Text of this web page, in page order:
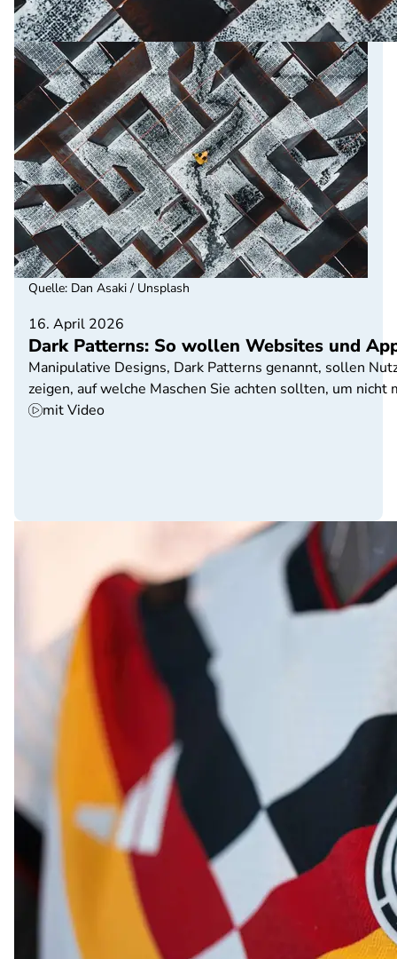
16. April 2026
Dark Patterns: So wollen Websites und
Manipulative Designs, Dark Patterns genannt, sollen
zeigen, auf welche Maschen Sie achten sollten, um
mit Video
Quelle: Dan Asaki / Unsplash